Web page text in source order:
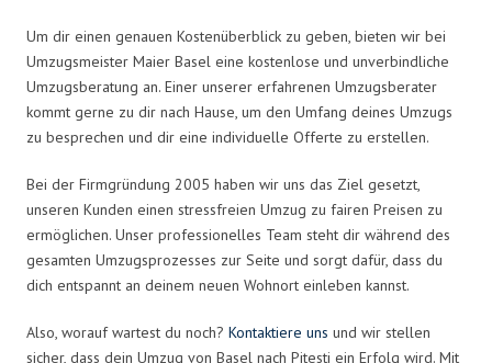
Um dir einen genauen Kostenüberblick zu geben, bieten wir bei
Umzugsmeister Maier Basel eine kostenlose und unverbindliche
Umzugsberatung an. Einer unserer erfahrenen Umzugsberater
kommt gerne zu dir nach Hause, um den Umfang deines Umzugs
zu besprechen und dir eine individuelle Offerte zu erstellen.
Bei der Firmgründung 2005 haben wir uns das Ziel gesetzt,
unseren Kunden einen stressfreien Umzug zu fairen Preisen zu
ermöglichen. Unser professionelles Team steht dir während des
gesamten Umzugsprozesses zur Seite und sorgt dafür, dass du
dich entspannt an deinem neuen Wohnort einleben kannst.
Also, worauf wartest du noch? Kontaktiere uns und wir stellen
sicher, dass dein Umzug von Basel nach Pitesti ein Erfolg wird. Mit